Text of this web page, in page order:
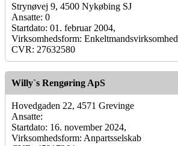
Strynøvej 9, 4500 Nykøbing SJ
Ansatte: 0
Startdato: 01. februar 2004,
Virksomhedsform: Enkeltmandsvirksomhed
CVR: 27632580
Willy`s Rengøring ApS
Hovedgaden 22, 4571 Grevinge
Ansatte:
Startdato: 16. november 2024,
Virksomhedsform: Anpartsselskab